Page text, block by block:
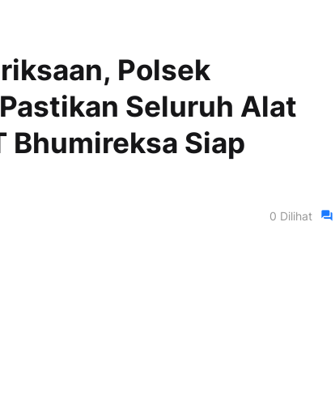
Polsek
Seluruh Alat
Bhumireksa Siap
0 Dilihat